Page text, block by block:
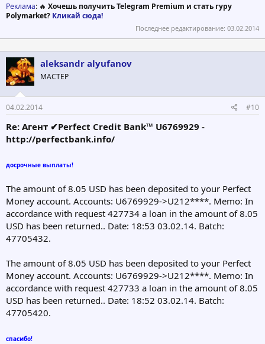
Реклама: 🔥 Хочешь получить Telegram Premium и стать гуру
Polymarket? Кликай сюда!
Последнее редактирование: 03.02.2014
aleksandr alyufanov
МАСТЕР
04.02.2014 #10
Re: Агент ✔Perfect Credit Bank™ U6769929 -
http://perfectbank.info/
досрочные выплаты!
The amount of 8.05 USD has been deposited to your Perfect
Money account. Accounts: U6769929->U212****. Memo: In
accordance with request 427734 a loan in the amount of 8.05
USD has been returned.. Date: 18:53 03.02.14. Batch:
47705432.
The amount of 8.05 USD has been deposited to your Perfect
Money account. Accounts: U6769929->U212****. Memo: In
accordance with request 427733 a loan in the amount of 8.05
USD has been returned.. Date: 18:52 03.02.14. Batch:
47705420.
спасибо!